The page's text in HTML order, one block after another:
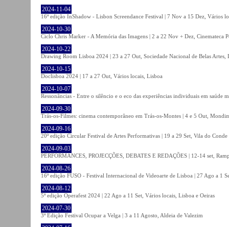
2024-11-04
16ª edição InShadow - Lisbon Screendance Festival | 7 Nov a 15 Dez, Vários
2024-10-30
Ciclo Chris Marker - A Memória das Imagens | 2 a 22 Nov + Dez, Cinemateca
2024-10-22
Drawing Room Lisboa 2024 | 23 a 27 Out, Sociedade Nacional de Belas Artes,
2024-10-15
Doclisboa 2024 | 17 a 27 Out, Vários locais, Lisboa
2024-10-07
Ressonâncias - Entre o silêncio e o eco das experiências individuais em
2024-09-30
Trás-os-Filmes: cinema contemporâneo em Trás-os-Montes | 4 e 5 Out,
2024-09-16
20ª edição Circular Festival de Artes Performativas | 19 a 29 Set, Vila do Conde
2024-09-03
PERFORMANCES, PROJECÇÕES, DEBATES E REDAÇÕES | 12-14 set,
2024-08-26
16ª edição FUSO - Festival Internacional de Videoarte de Lisboa | 27 Ago a 1
2024-08-12
5ª edição Operafest 2024 | 22 Ago a 11 Set, Vários locais, Lisboa e Oeiras
2024-07-30
3ª Edição Festival Ocupar a Velga | 3 a 11 Agosto, Aldeia de Valezim